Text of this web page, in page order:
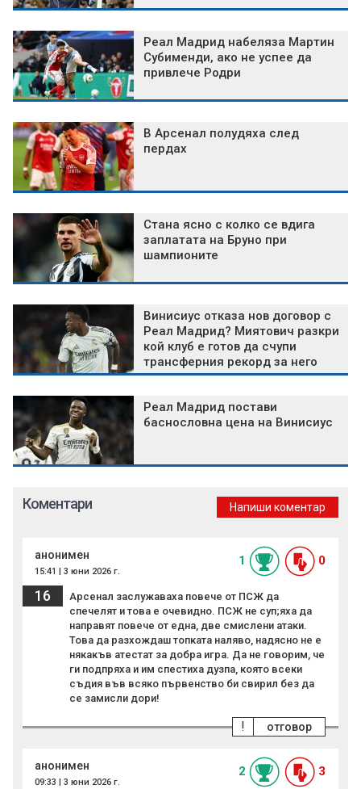
Реал Мадрид набеляза Мартин
Субименди, ако не успее да
привлече Родри
В Арсенал полудяха след
пердах
Стана ясно с колко се вдига
заплатата на Бруно при
шампионите
Винисиус отказа нов договор с
Реал Мадрид? Миятович разкри
кой клуб е готов да счупи
трансферния рекорд за него
Реал Мадрид постави
баснословна цена на Винисиус
Коментари Напиши коментар
анонимен
15:41 | 3 юни 2026 г.
1 0
16
Арсенал заслужаваха повече от ПСЖ да
спечелят и това е очевидно. ПСЖ не суп;яха да
направят повече от една, две смислени атаки.
Това да разхождаш топката наляво, надясно не е
някакъв атестат за добра игра. Да не говорим, че
ги подпряха и им спестиха дузпа, която всеки
съдия във всяко първенство би свирил без да
се замисли дори!
отговор
!
анонимен
09:33 | 3 юни 2026 г.
2 3